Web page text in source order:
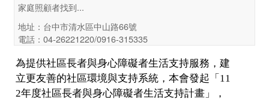
家庭照顧者找到...
地址：台中市清水區中山路66號
電話：04-26221220/0916-315335
為提供社區長者與身心障礙者生活支持服務，建
立更友善的社區環境與支持系統，本會發起「11
2年度社區長者與身心障礙者生活支持計畫」，